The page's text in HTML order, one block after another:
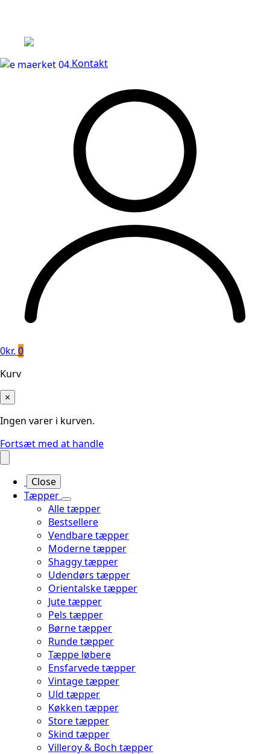
Kontakt
0kr. 0
Kurv
×
Ingen varer i kurven.
Fortsæt med at handle
Close
Tæpper
Alle tæpper
Bestsellere
Vendbare tæpper
Moderne tæpper
Shaggy tæpper
Udendørs tæpper
Orientalske tæpper
Jute tæpper
Pels tæpper
Børne tæpper
Runde tæpper
Tæppe løbere
Ensfarvede tæpper
Vintage tæpper
Uld tæpper
Køkken tæpper
Store tæpper
Skind tæpper
Villeroy & Boch tæpper